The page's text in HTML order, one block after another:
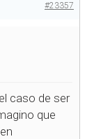
#23357
caso de ser
que